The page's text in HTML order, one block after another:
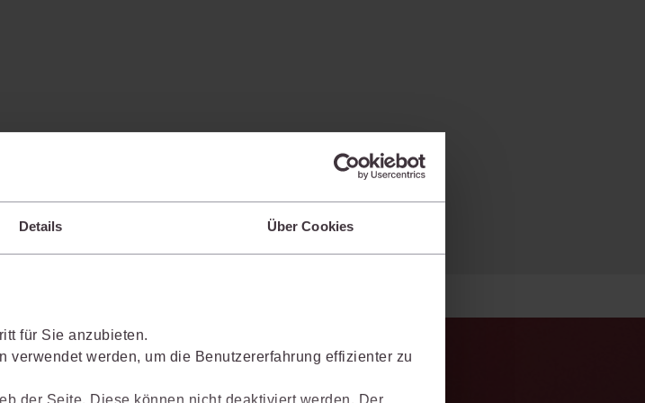
Details Über Cookies
für Sie anzubieten.
werden, um die Benutzererfahrung effizienter zu
der Seite. Diese können nicht deaktiviert werden. Der
mit.